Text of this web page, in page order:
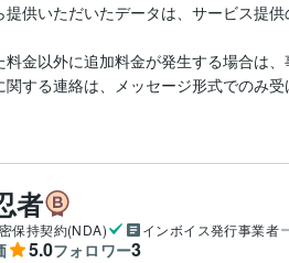
供いただいたデータは、サービス提
金以外に追加料金が発生する場合は、
する連絡は、メッセージ形式でのみ受
者
保持契約(NDA) インボイス発行事業者
5.0フォロワー3